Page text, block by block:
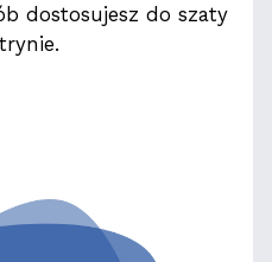
dostosujesz do szaty